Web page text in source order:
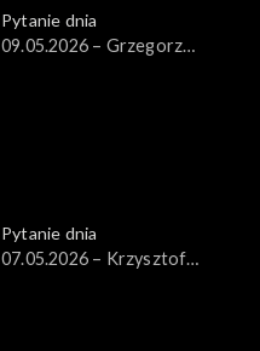
Pytanie dnia
09.05.2026 – Grzegorz
Pytanie dnia
07.05.2026 – Krzysztof